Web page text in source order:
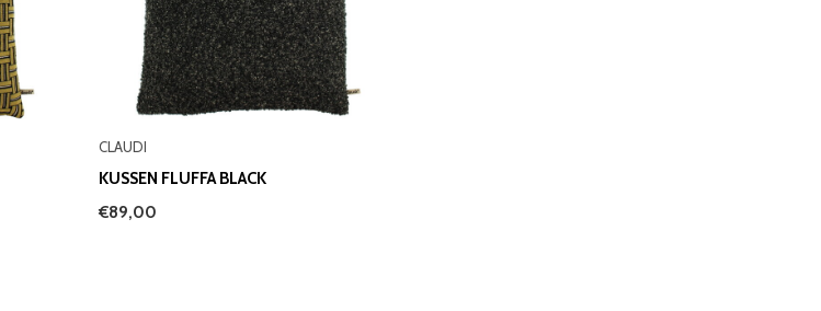
CLAUDI
KUSSEN FLUFFA BLACK
€89,00